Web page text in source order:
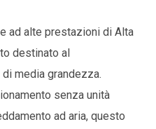
ad alte prestazioni di Alta
destinato al
media grandezza.
senza unità
ad aria, questo